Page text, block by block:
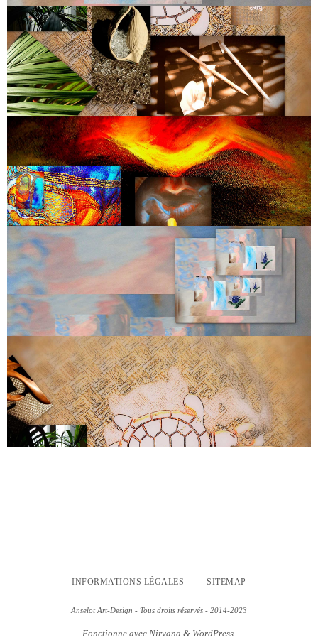
INFORMATIONS LÉGALES SITEMAP
Anselot Art-Design - Tous droits réservés - 2014-2023
Fonctionne avec Nirvana & WordPress.